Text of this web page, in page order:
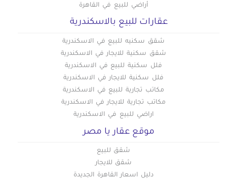
أراضي للبيع في القاهرة
عقارات للبيع بالاسكندرية
شقق سكنيه للبيع في الاسكندرية
شقق سكنية للايجار في الاسكندرية
فلل سكنية للبيع في الاسكندرية
فلل سكنية للايجار في الاسكندرية
مكاتب تجارية للبيع في الاسكندرية
مكاتب تجارية للايجار في الاسكندرية
اراضي للبيع في الاسكندرية
موقع عقار يا مصر
شقق للبيع
شقق للايجار
دليل اسعار القاهرة الجديدة